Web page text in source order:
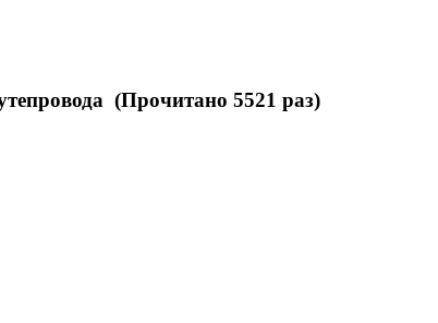
(Прочитано 5521 раз)